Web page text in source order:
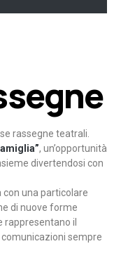
rassegne teatrali.
, un’opportunità
divertendosi con
con una particolare
di nuove forme
rappresentano il
sempre